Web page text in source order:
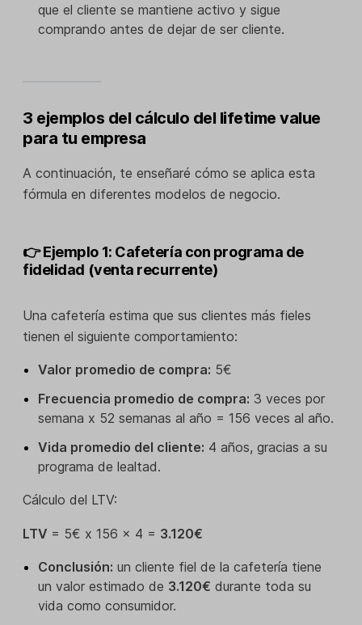
que el cliente se mantiene activo y sigue
comprando antes de dejar de ser cliente.
3 ejemplos del cálculo del lifetime value
para tu empresa
A continuación, te enseñaré cómo se aplica esta
fórmula en diferentes modelos de negocio.
👉 Ejemplo 1: Cafetería con programa de
fidelidad (venta recurrente)
Una cafetería estima que sus clientes más fieles
tienen el siguiente comportamiento:
Valor promedio de compra: 5€
Frecuencia promedio de compra: 3 veces por
semana x 52 semanas al año = 156 veces al año.
Vida promedio del cliente: 4 años, gracias a su
programa de lealtad.
Cálculo del LTV:
LTV = 5€ x 156 x 4 = 3.120€
Conclusión: un cliente fiel de la cafetería tiene
un valor estimado de 3.120€ durante toda su
vida como consumidor.